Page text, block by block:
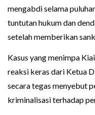
mengabdi selama
tuntutan hukum dan
setelah memberikan
Kasus yang menimpa
reaksi keras dari Ketua
secara tegas menyebut
kriminalisasi terhadap